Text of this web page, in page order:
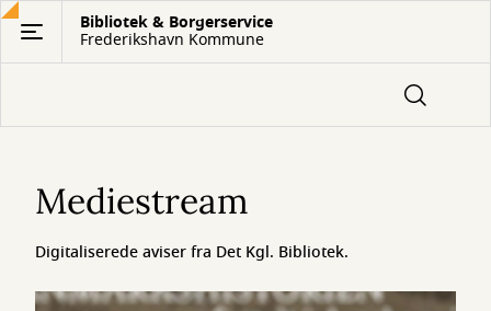
Gå
hovedindhold
Bibliotek & Borgerservice
Frederikshavn Kommune
Mediestream
Digitaliserede aviser fra Det Kgl. Bibliotek.